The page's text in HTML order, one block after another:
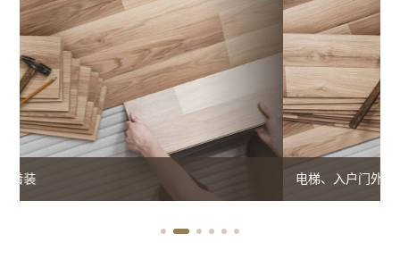
电梯、入户门外两侧墙面公司保护膜现场保护及成品保护